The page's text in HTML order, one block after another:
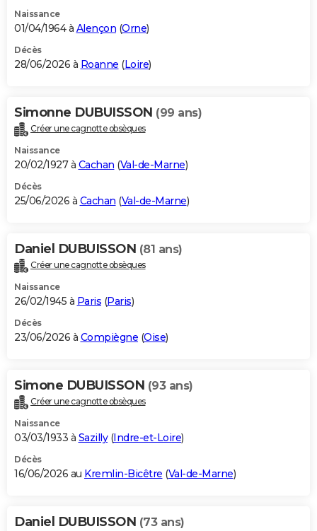
Naissance
01/04/1964 à Alençon (Orne)
Décès
28/06/2026 à Roanne (Loire)
Simonne DUBUISSON (99 ans)
Créer une cagnotte obsèques
Naissance
20/02/1927 à Cachan (Val-de-Marne)
Décès
25/06/2026 à Cachan (Val-de-Marne)
Daniel DUBUISSON (81 ans)
Créer une cagnotte obsèques
Naissance
26/02/1945 à Paris (Paris)
Décès
23/06/2026 à Compiègne (Oise)
Simone DUBUISSON (93 ans)
Créer une cagnotte obsèques
Naissance
03/03/1933 à Sazilly(Indre-et-Loire)
Décès
16/06/2026 au Kremlin-Bicêtre (Val-de-Marne)
Daniel DUBUISSON (73 ans)